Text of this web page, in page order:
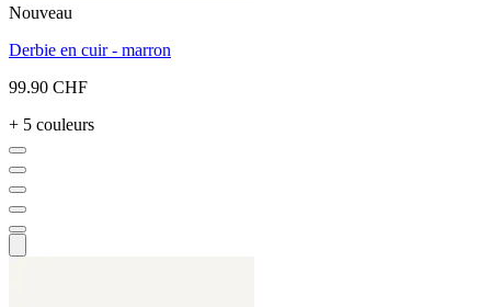
Nouveau
Derbie en cuir - marron
99.90 CHF
+ 5 couleurs